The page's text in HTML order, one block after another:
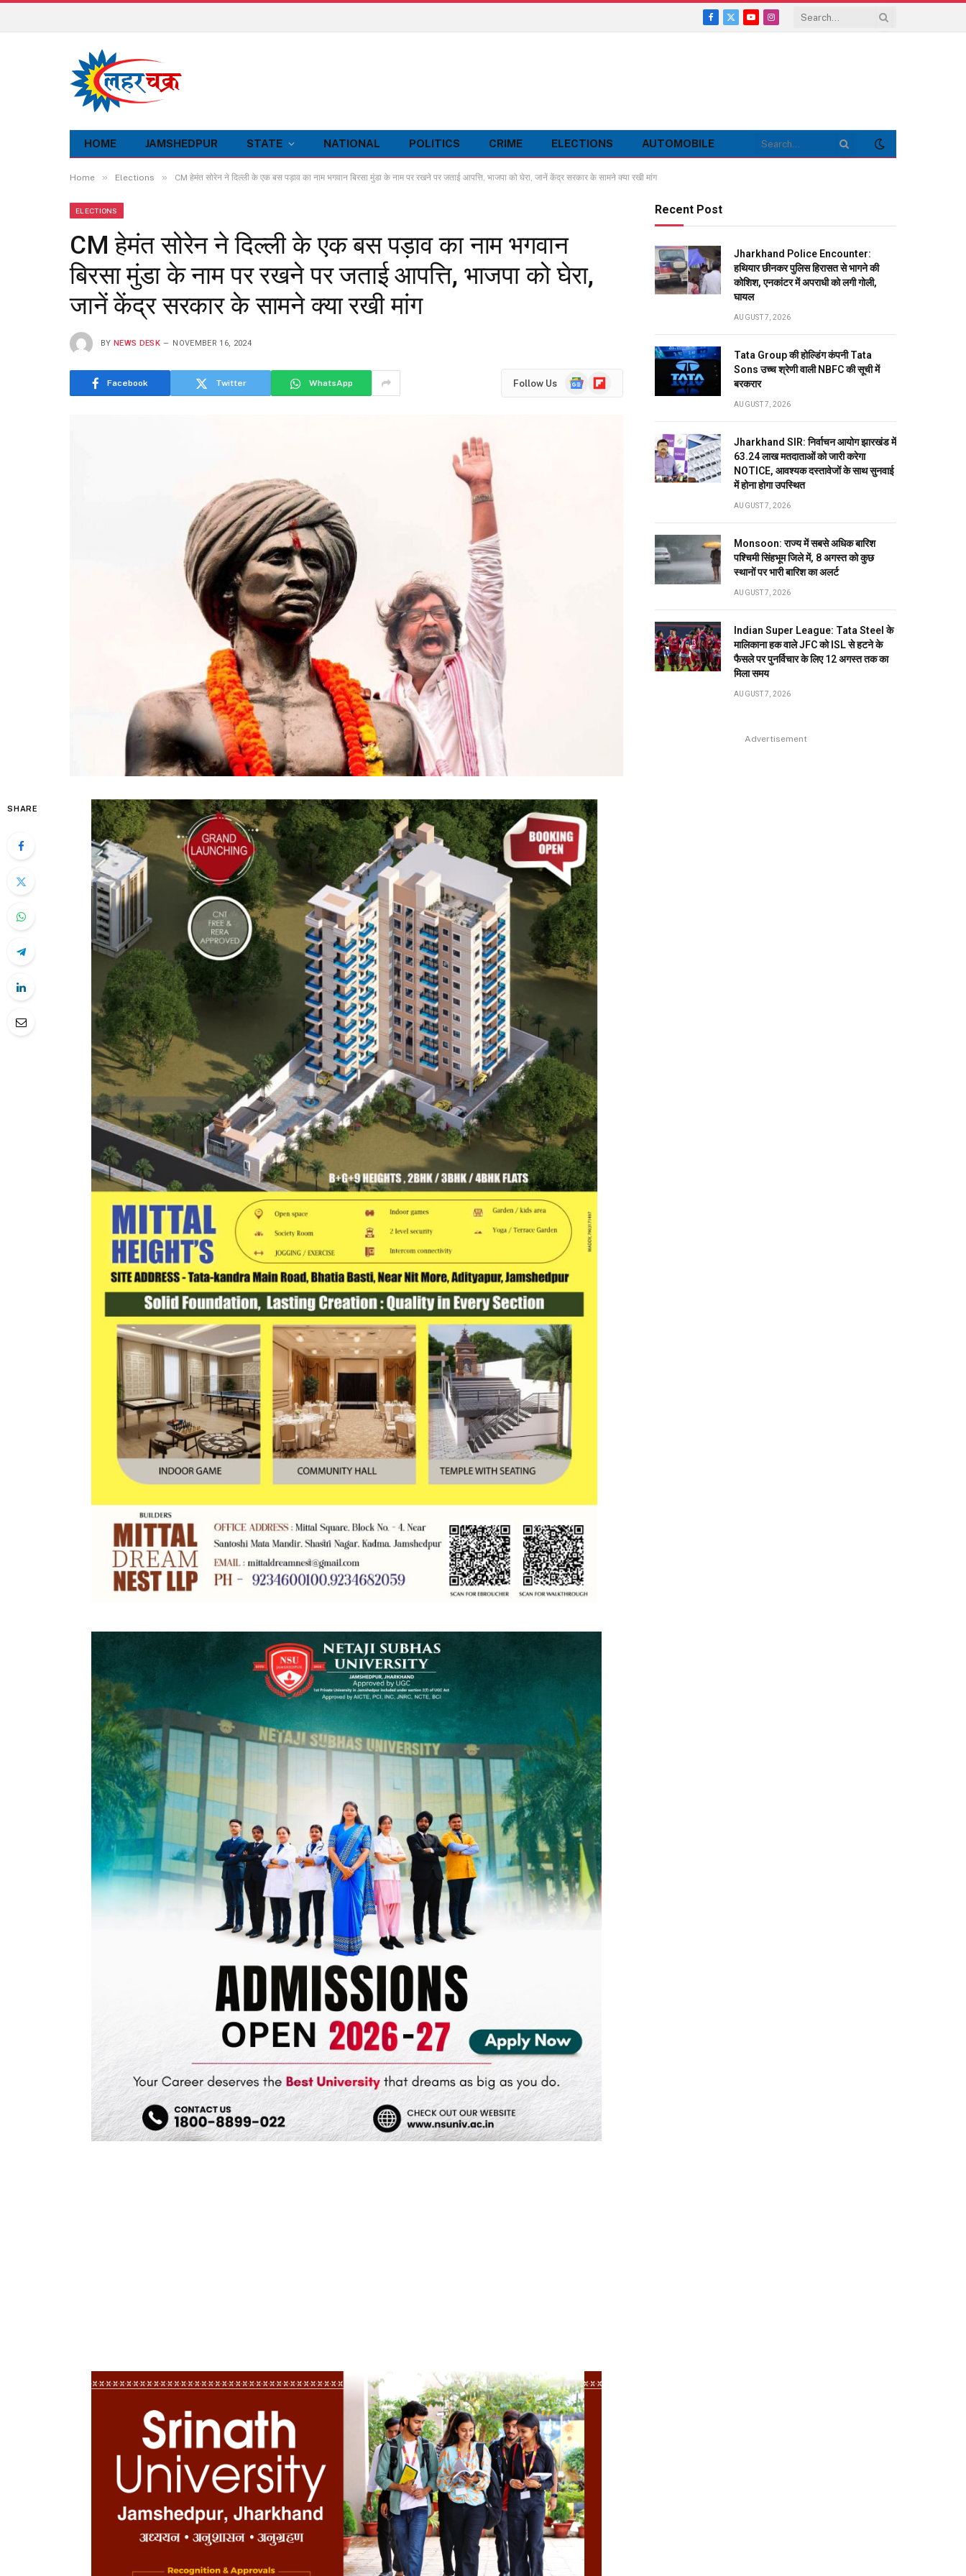
Facebook
X
YouTubeInstagram
HOME JAMSHEDPUR STATE NATIONAL POLITICS CRIME ELECTIONS AUTOMOBILE
Home » Elections » CM हेमंत सोरेन ने दिल्ली के एक बस पड़ाव का नाम भगवान बिरसा मुंडा के नाम पर रखने पर जताई आपत्ति, भाजपा को घेरा, जानें केंद्र सरकार के सामने क्या रखी मांग
ELECTIONS
CM हेमंत सोरेन ने दिल्ली के एक बस पड़ाव का नाम भगवान
बिरसा मुंडा के नाम पर रखने पर जताई आपत्ति, भाजपा को घेरा,
जानें केंद्र सरकार के सामने क्या रखी मांग
BY NEWS DESK NOVEMBER 16, 2024
Facebook Twitter WhatsApp Follow Us
GoogleFlipboard
SHARE
Recent Post
Jharkhand Police Encounter:
हथियार छीनकर पुलिस हिरासत से भागने की
कोशिश, एनकांटर में अपराधी को लगी गोली,
घायल
AUGUST 7, 2026
Tata Group की होल्डिंग कंपनी Tata
Sons उच्च श्रेणी वाली NBFC की सूची में
बरकरार
AUGUST 7, 2026
Jharkhand SIR: निर्वाचन आयोग झारखंड में
63.24 लाख मतदाताओं को जारी करेगा
NOTICE, आवश्यक दस्तावेजों के साथ सुनवाई
में होना होगा उपस्थित
AUGUST 7, 2026
Monsoon: राज्य में सबसे अधिक बारिश
पश्चिमी सिंहभूम जिले में, 8 अगस्त को कुछ
स्थानों पर भारी बारिश का अलर्ट
AUGUST 7, 2026
Indian Super League: Tata Steel के
मालिकाना हक वाले JFC को ISL से हटने के
फैसले पर पुनर्विचार के लिए 12 अगस्त तक का
मिला समय
AUGUST 7, 2026
Advertisement